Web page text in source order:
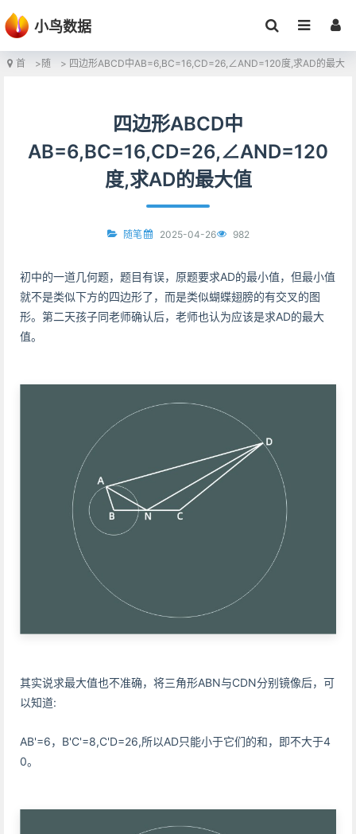
小鸟数据
首
>随
> 四边形ABCD中AB=6,BC=16,CD=26,∠AND=120度,求AD的最大
四边形ABCD中
AB=6,BC=16,CD=26,∠AND=120
度,求AD的最大值
随笔 2025-04-26 982
初中的一道几何题，题目有误，原题要求AD的最小值，但最小值
就不是类似下方的四边形了，而是类似蝴蝶翅膀的有交叉的图
形。第二天孩子同老师确认后，老师也认为应该是求AD的最大
值。
其实说求最大值也不准确，将三角形ABN与CDN分别镜像后，可
以知道:
AB'=6，B'C'=8,C'D=26,所以AD只能小于它们的和，即不大于4
0。